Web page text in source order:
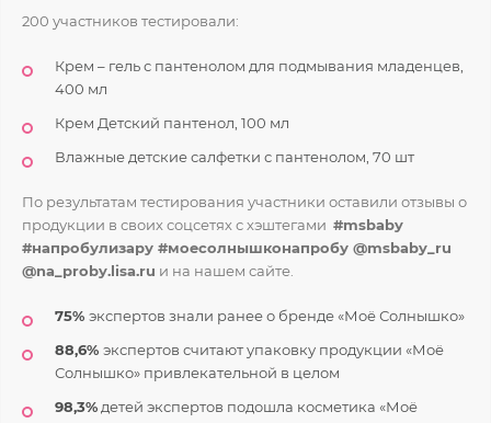
200 участников тестировали:
Крем – гель с пантенолом для подмывания младенцев,
400 мл
Крем Детский пантенол, 100 мл
Влажные детские салфетки с пантенолом, 70 шт
По результатам тестирования участники оставили отзывы о
продукции в своих соцсетях с хэштегами #msbaby
#напробулизару #моесолнышконапробу @msbaby_ru
@na_proby.lisa.ru и на нашем сайте.
75% экспертов знали ранее о бренде «Моё Солнышко»
88,6% экспертов считают упаковку продукции «Моё
Солнышко» привлекательной в целом
98,3%детей экспертов подошла косметика «Моё